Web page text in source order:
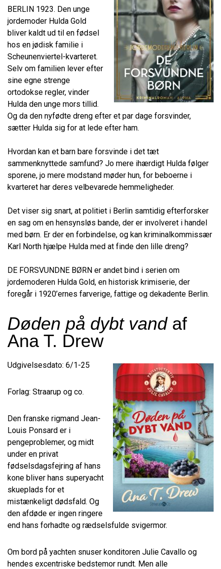
BERLIN 1923. Den unge
jordemoder Hulda Gold
bliver kaldt ud til en fødsel
hos en jødisk familie i
Scheunenviertel-kvarteret.
Selv om familien lever efter
sine egne strenge
ortodokse regler, vinder
Hulda den unge mors tillid.
Og da den nyfødte dreng efter et par dage forsvinder,
sætter Hulda sig for at lede efter ham.
Hvordan kan et barn bare forsvinde i det tæt
sammenknyttede samfund? Jo mere ihærdigt Hulda følger
sporene, jo mere modstand møder hun, for beboerne i
kvarteret har deres velbevarede hemmeligheder.
Det viser sig snart, at politiet i Berlin samtidig efterforsker
en sag om en hensynsløs bande, der er involveret i handel
med børn. Er der en forbindelse, og kan kriminalkommissær
Karl North hjælpe Hulda med at finde den lille dreng?
DE FORSVUNDNE BØRN er andet bind i serien om
jordemoderen Hulda Gold, en historisk krimiserie, der
foregår i 1920’ernes farverige, fattige og dekadente Berlin.
Døden på dybt vandaf
Ana T. Drew
Udgivelsesdato: 6/1-25
Forlag: Straarup og co.
Den franske rigmand Jean-
Louis Ponsard er i
pengeproblemer, og midt
under en privat
fødselsdagsfejring af hans
kone bliver hans superyacht
skueplads for et
mistænkeligt dødsfald. Og
den afdøde er ingen ringere
end hans forhadte og rædselsfulde svigermor.
Om bord på yachten snuser konditoren Julie Cavallo og
hendes excentriske bedstemor rundt. Men alle